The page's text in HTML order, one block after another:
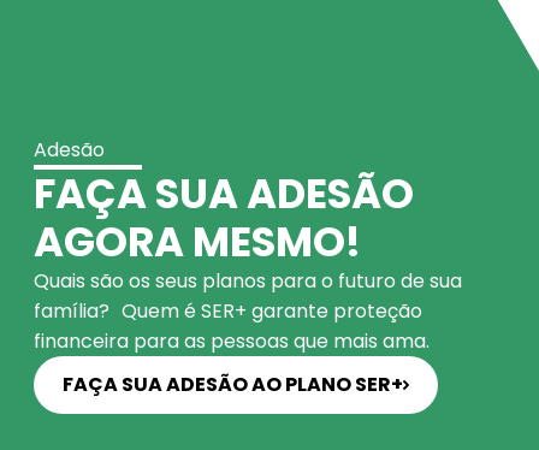
Adesão
FAÇA SUA ADESÃO
AGORA MESMO!
Quais são os seus planos para o futuro de sua
família? Quem é SER+ garante proteção
financeira para as pessoas que mais ama.
FAÇA SUA ADESÃO AO PLANO SER+